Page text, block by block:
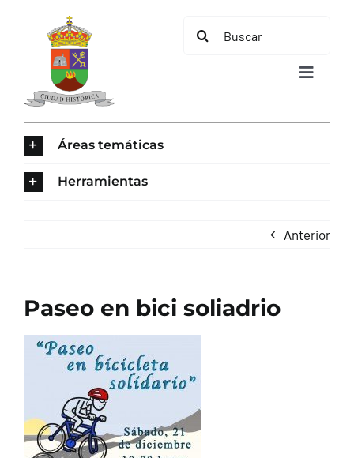
contenido
Buscar:
Toggle
Áreas temáticas
Herramientas
Anterior
Paseo en bici soliadrio